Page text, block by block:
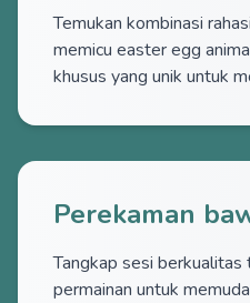
Temukan kombinasi
memicu easter egg
khusus yang unik untuk
Perekaman
Tangkap sesi
permainan untuk